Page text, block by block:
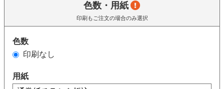
色数・用紙
印刷もご注文の場合のみ選択
色数
印刷なし
用紙